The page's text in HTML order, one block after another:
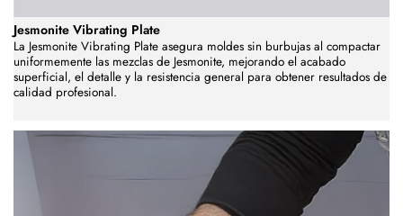
Jesmonite Vibrating Plate
La Jesmonite Vibrating Plate asegura moldes sin burbujas al compactar
uniformemente las mezclas de Jesmonite, mejorando el acabado
superficial, el detalle y la resistencia general para obtener resultados de
calidad profesional.